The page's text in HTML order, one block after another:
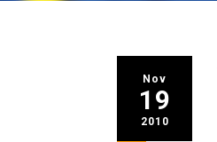
Nov
19
2010